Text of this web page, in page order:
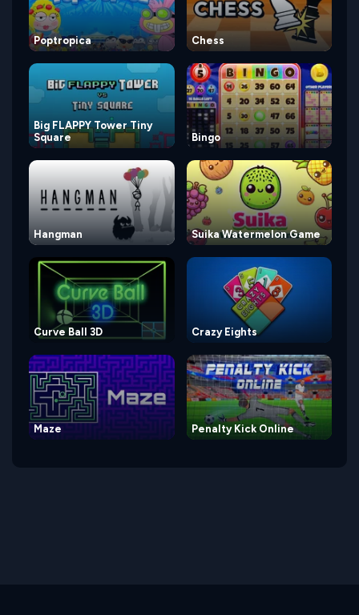
Poptropica Chess
Big FLAPPY Tower Tiny
Square
Bingo
Hangman Suika Watermelon Game
Curve Ball 3D Crazy Eights
Maze Penalty Kick Online